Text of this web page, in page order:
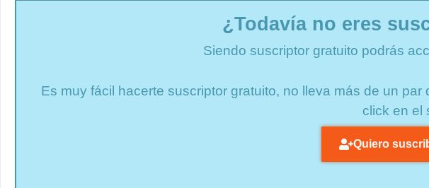
¿Todavía no eres
Siendo suscriptor gratuito podrás
Es muy fácil hacerte suscriptor gratuito, no lleva más de un
click en el
Quiero